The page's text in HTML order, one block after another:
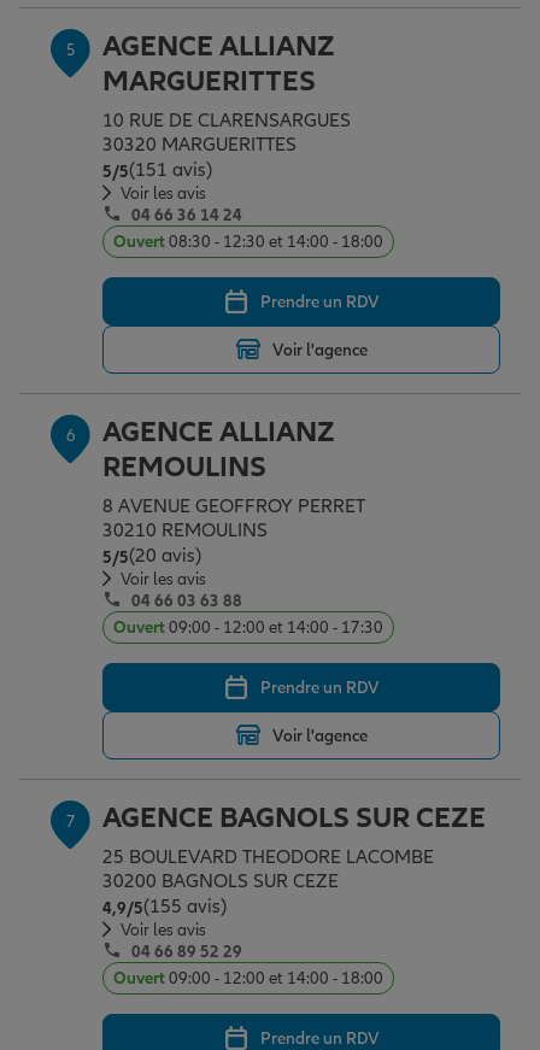
5
AGENCE ALLIANZ
MARGUERITTES
10 RUE DE CLARENSARGUES
30320 MARGUERITTES
5/5Note de 5 sur 5
(151 avis)
Voir les avis
04 66 36 14 24
Ouvert08:30 - 12:30 et 14:00 - 18:00
Prendre un RDV
Voir l'agence
6
AGENCE ALLIANZ
REMOULINS
8 AVENUE GEOFFROY PERRET
30210 REMOULINS
5/5Note de 5 sur 5
(20 avis)
Voir les avis
04 66 03 63 88
Ouvert09:00 - 12:00 et 14:00 - 17:30
Prendre un RDV
Voir l'agence
7 AGENCE BAGNOLS SUR CEZE
25 BOULEVARD THEODORE LACOMBE
30200 BAGNOLS SUR CEZE
4,9/5Note de 4.9 sur 5
(155 avis)
Voir les avis
04 66 89 52 29
Ouvert09:00 - 12:00 et 14:00 - 18:00
Prendre un RDV